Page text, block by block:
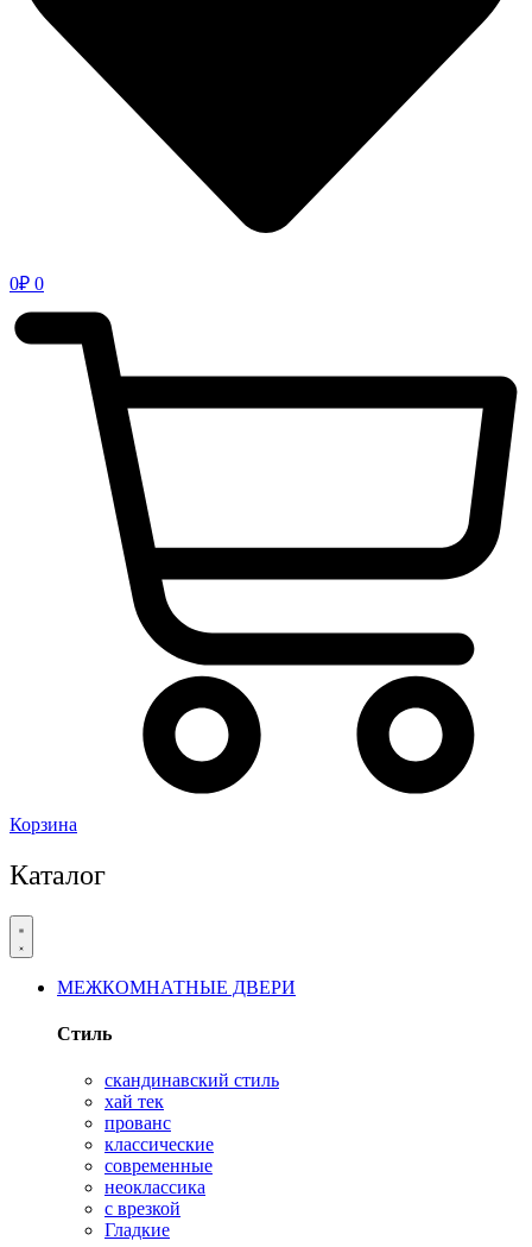
0₽ 0
Корзина
Каталог
МЕЖКОМНАТНЫЕ ДВЕРИ
Стиль
скандинавский стиль
хай тек
прованс
классические
современные
неоклассика
с врезкой
Гладкие